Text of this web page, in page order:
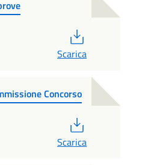
Scarica
Concorso
Scarica